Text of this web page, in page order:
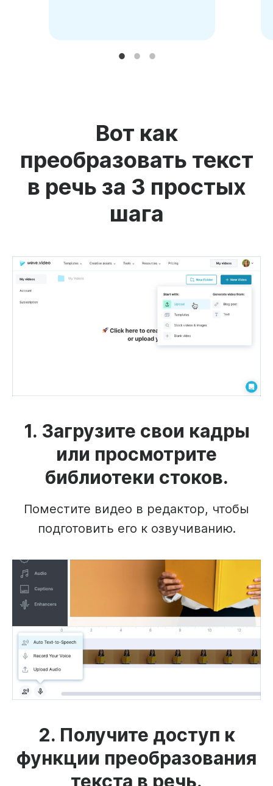
Вот как
преобразовать текст
в речь за 3 простых
шага
1. Загрузите свои кадры
или просмотрите
библиотеки стоков.
Поместите видео в редактор, чтобы
подготовить его к озвучиванию.
2. Получите доступ к
функции преобразования
текста в речь.